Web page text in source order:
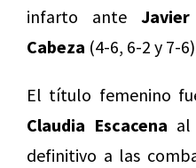
infarto ante
Cabeza (4-6, 6-2 y 7-
El título femenino
Claudia Escacena
definitivo a las